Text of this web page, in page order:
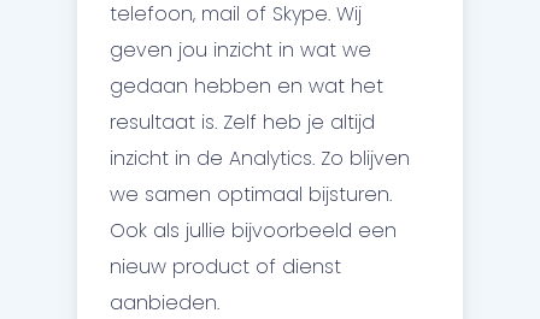
telefoon, mail of Skype. Wij
geven jou inzicht in wat we
gedaan hebben en wat het
resultaat is. Zelf heb je altijd
inzicht in de Analytics. Zo blijven
we samen optimaal bijsturen.
Ook als jullie bijvoorbeeld een
nieuw product of dienst
aanbieden.